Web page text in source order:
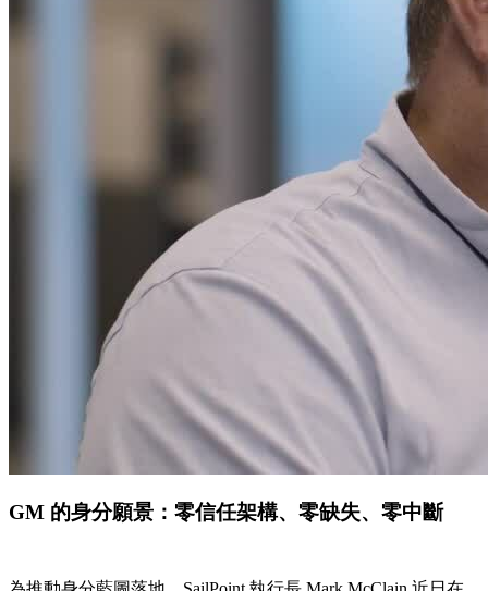
GM 的身分願景：零信任架構、零缺失、零中斷